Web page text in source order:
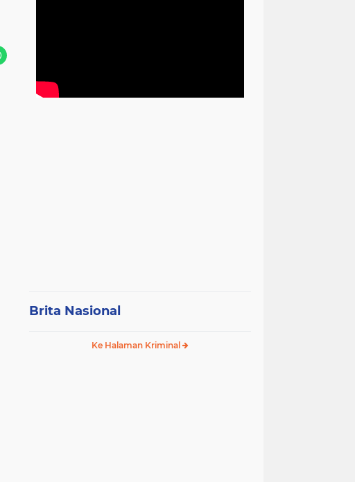
Brita Nasional
Ke Halaman Kriminal